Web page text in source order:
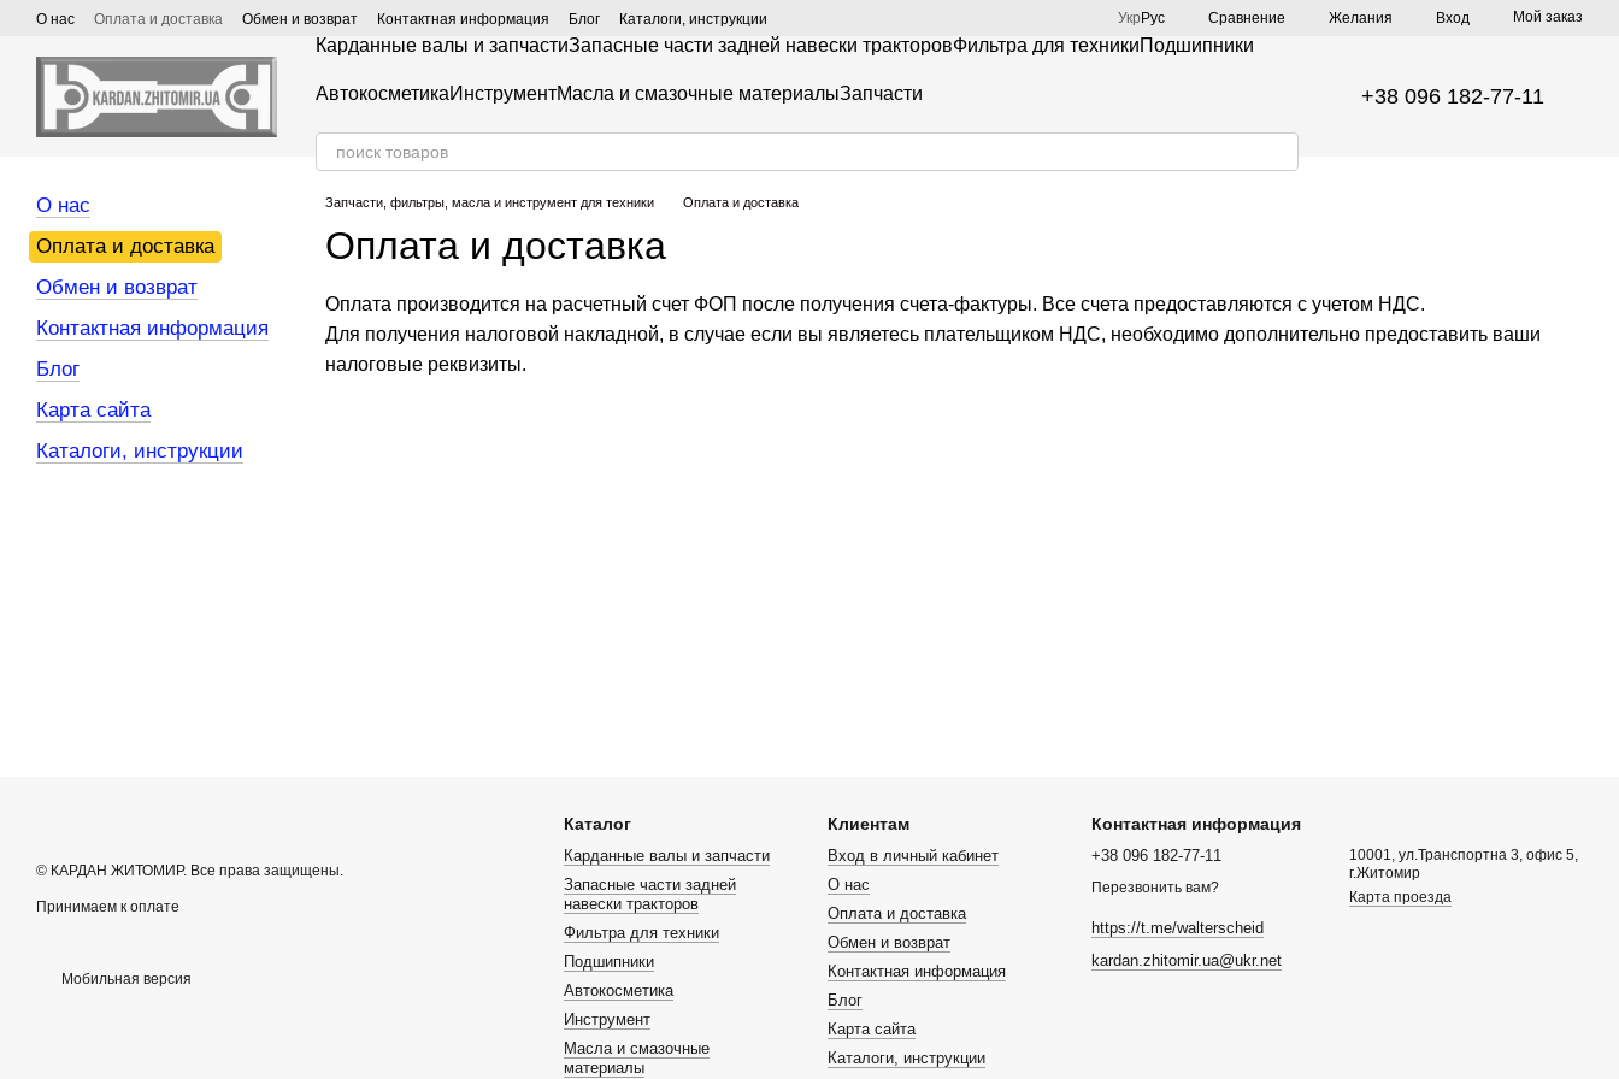
Перейти к основному контенту
О нас Оплата и доставка Обмен и возврат Контактная информация Блог Каталоги, инструкции Укр Рус Сравнение Желания Вход Мой заказ
Карданные валы и запчастиЗапасные части задней навески тракторовФильтра для техникиПодшипники
АвтокосметикаИнструментМасла и смазочные материалыЗапчасти +38 096 182-77-11
Запчасти, фильтры, масла и инструмент для техники Оплата и доставка
Оплата и доставка
Оплата производится на расчетный счет ФОП после получения счета-фактуры. Все счета предоставляются с учетом НДС.
Для получения налоговой накладной, в случае если вы являетесь плательщиком НДС, необходимо дополнительно предоставить ваши
налоговые реквизиты.
О нас
Оплата и доставка
Обмен и возврат
Контактная информация
Блог
Карта сайта
Каталоги, инструкции
© КАРДАН ЖИТОМИР. Все права защищены.
Принимаем к оплате
Мобильная версия
Каталог
Карданные валы и запчасти
Запасные части задней
навески тракторов
Фильтра для техники
Подшипники
Автокосметика
Инструмент
Масла и смазочные
материалы
Клиентам
Вход в личный кабинет
О нас
Оплата и доставка
Обмен и возврат
Контактная информация
Блог
Карта сайта
Каталоги, инструкции
Контактная информация
+38 096 182-77-11
Перезвонить вам?
https://t.me/walterscheid
kardan.zhitomir.ua@ukr.net
10001, ул.Транспортна 3, офис 5,
г.Житомир
Карта проезда